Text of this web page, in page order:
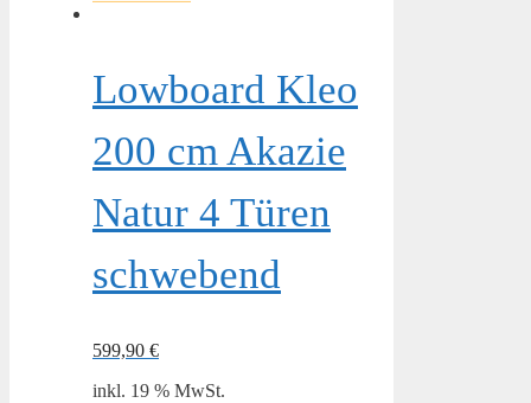
Lowboard Kleo
200 cm Akazie
Natur 4 Türen
schwebend
599,90 €
inkl. 19 % MwSt.